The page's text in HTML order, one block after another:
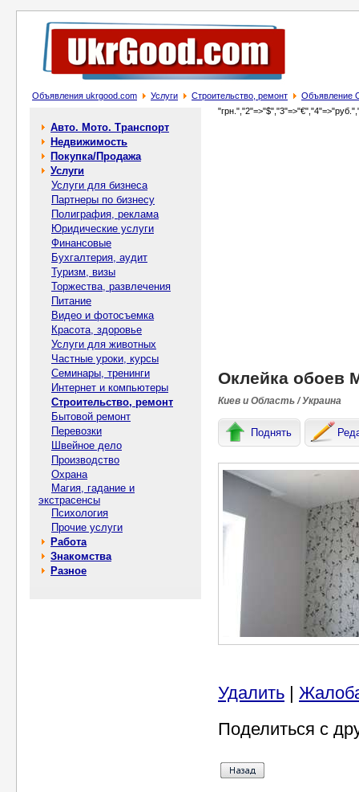
Объявления ukrgood.com Услуги Строительство, ремонт Объявление
Авто. Мото. Транспорт
Недвижимость
Покупка/Продажа
Услуги
Услуги для бизнеса
Партнеры по бизнесу
Полиграфия, реклама
Юридические услуги
Финансовые
Бухгалтерия, аудит
Туризм, визы
Торжества, развлечения
Питание
Видео и фотосъемка
Красота, здоровье
Услуги для животных
Частные уроки, курсы
Семинары, тренинги
Интернет и компьютеры
Строительство, ремонт
Бытовой ремонт
Перевозки
Швейное дело
Производство
Охрана
Магия, гадание и
экстрасенсы
Психология
Прочие услуги
Работа
Знакомства
Разное
Оклейка обоев
Киев и Область / Украина
Поднять
Удалить |
Поделиться с